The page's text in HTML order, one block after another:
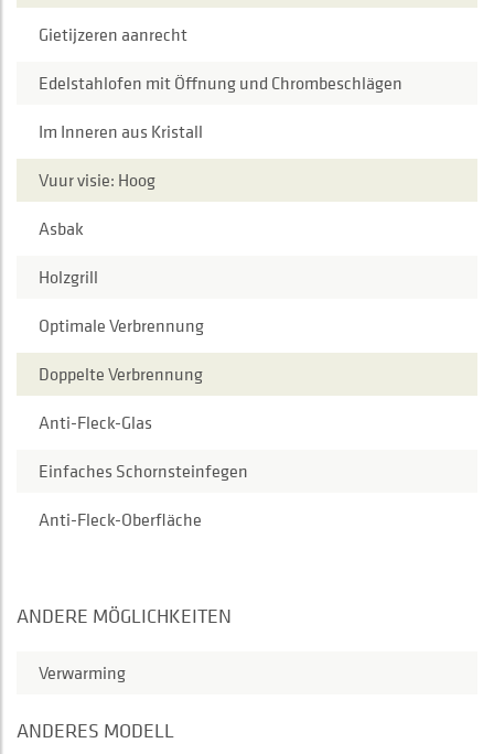
Gietijzeren aanrecht
Edelstahlofen mit Öffnung und Chrombeschlägen
Im Inneren aus Kristall
Vuur visie: Hoog
Asbak
Holzgrill
Optimale Verbrennung
Doppelte Verbrennung
Anti-Fleck-Glas
Einfaches Schornsteinfegen
Anti-Fleck-Oberfläche
ANDERE MÖGLICHKEITEN
Verwarming
ANDERES MODELL